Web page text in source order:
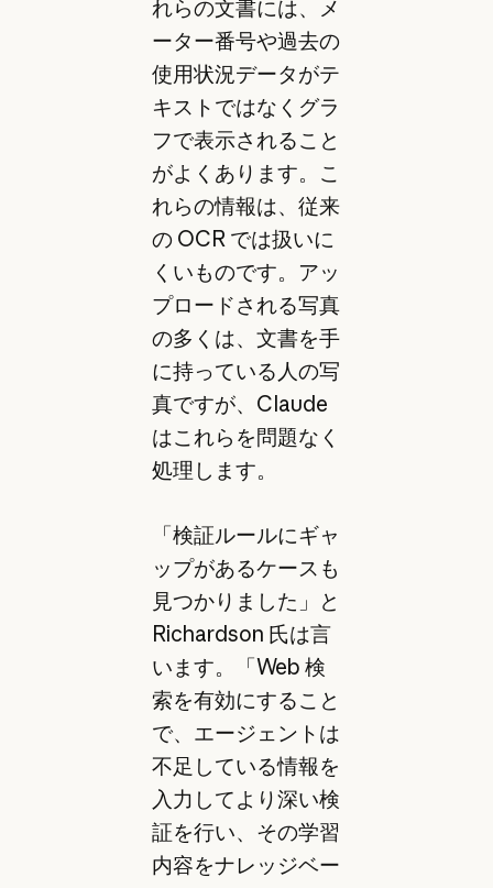
れらの文書には、メ
ーター番号や過去の
使用状況データがテ
キストではなくグラ
フで表示されること
がよくあります。こ
れらの情報は、従来
の OCR では扱いに
くいものです。アッ
プロードされる写真
の多くは、文書を手
に持っている人の写
真ですが、Claude
はこれらを問題なく
処理します。
「検証ルールにギャ
ップがあるケースも
見つかりました」と
Richardson 氏は言
います。「Web 検
索を有効にすること
で、エージェントは
不足している情報を
入力してより深い検
証を行い、その学習
内容をナレッジベー